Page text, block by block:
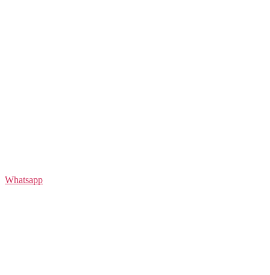
Whatsapp